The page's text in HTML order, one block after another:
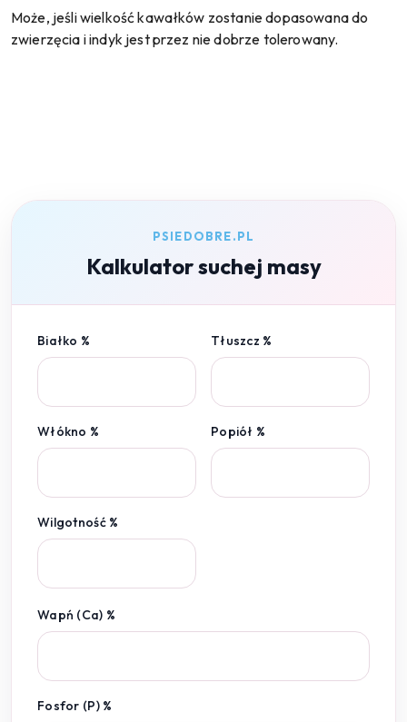
Może, jeśli wielkość kawałków zostanie dopasowana do
zwierzęcia i indyk jest przez nie dobrze tolerowany.
PSIEDOBRE.PL
Kalkulator suchej masy
Białko % Tłuszcz %
Włókno % Popiół %
Wilgotność %
Wapń (Ca) %
Fosfor (P) %